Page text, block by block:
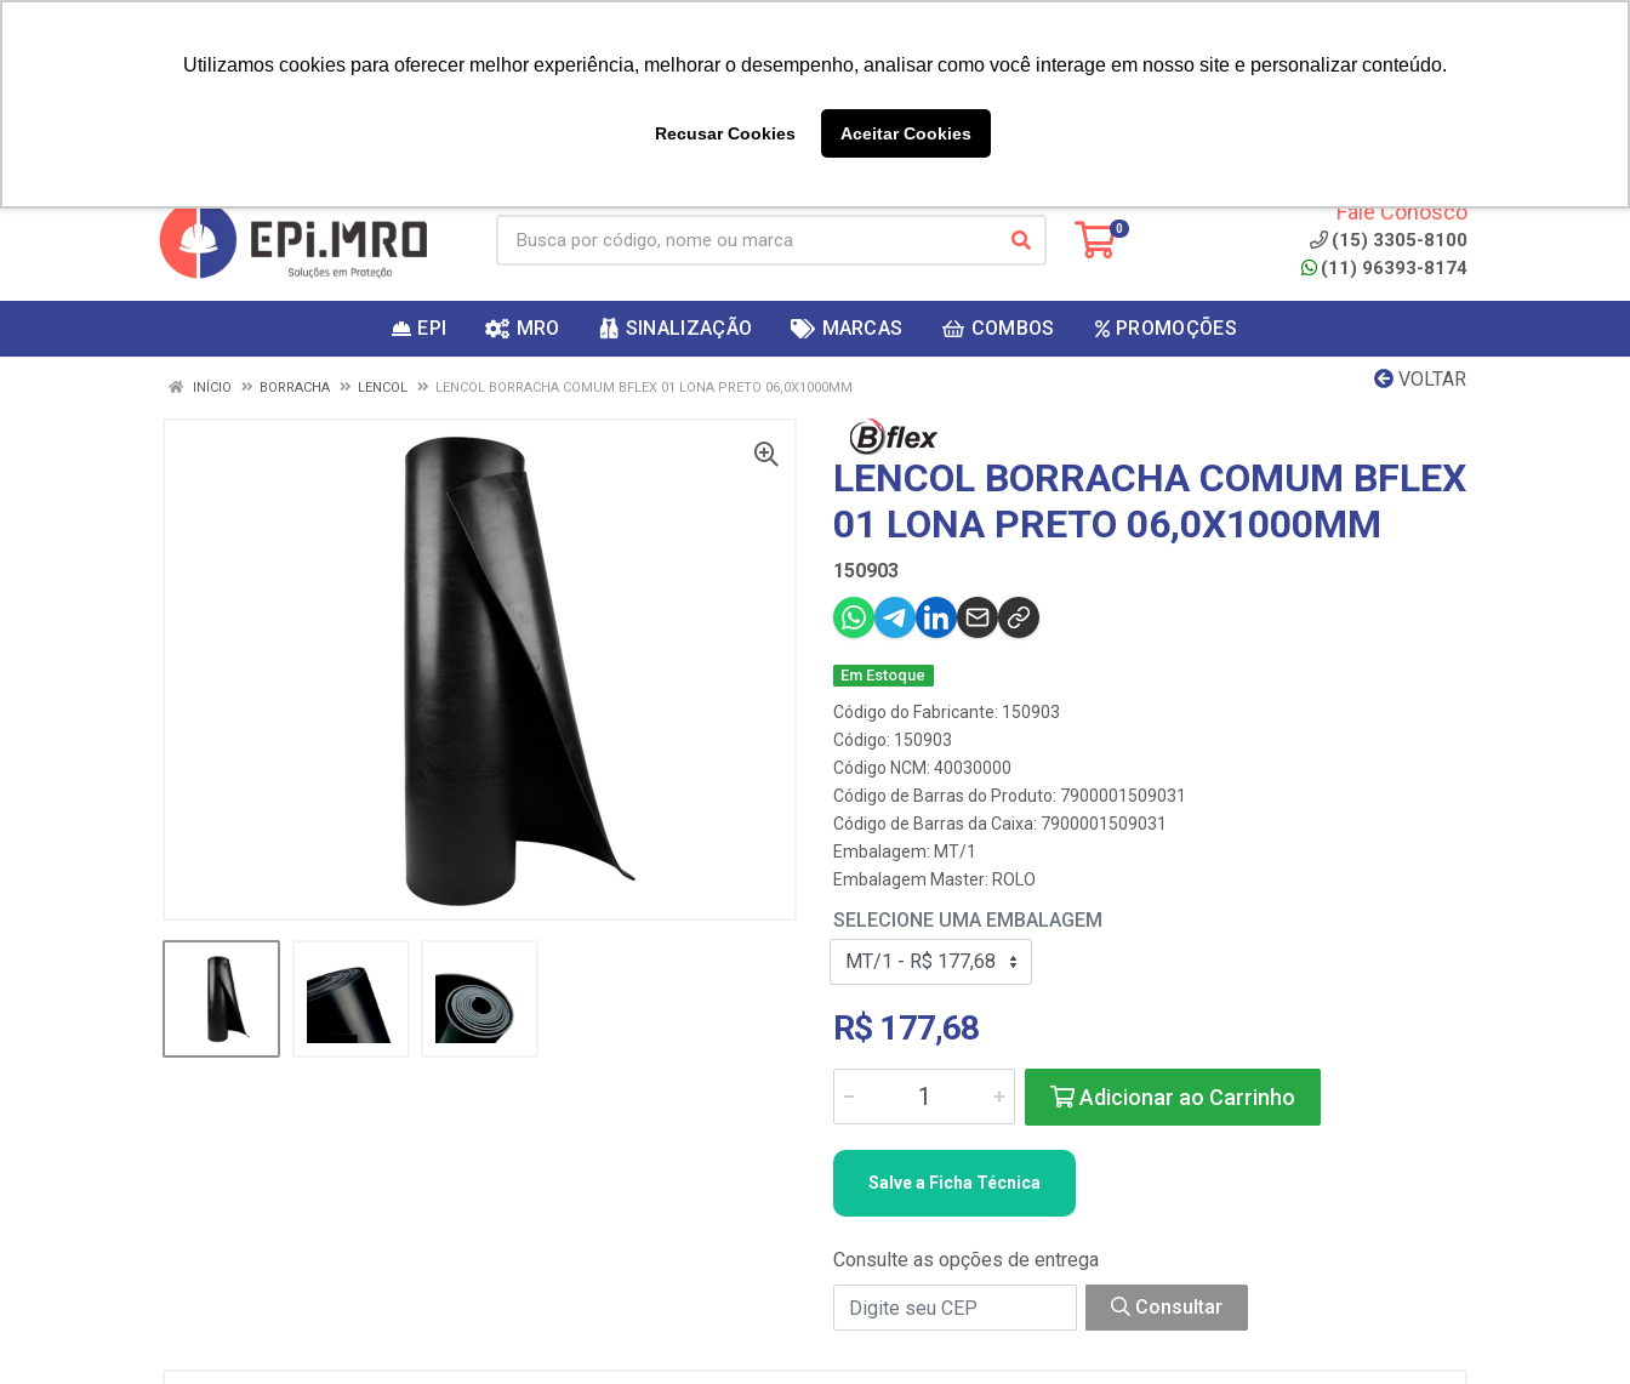
Utilizamos cookies para oferecer melhor experiência, melhorar o desempenho, analisar como você interage em nosso site e personalizar conteúdo.
Recusar Cookies Aceitar Cookies
ganhar
0
Fale Conosco
(15) 3305-8100
(11) 96393-8174
EPI MRO SINALIZAÇÃO MARCAS COMBOS PROMOÇÕES
VOLTAR
INÍCIO BORRACHA LENCOL LENCOL BORRACHA COMUM BFLEX 01 LONA PRETO 06,0X1000MM
LENCOL BORRACHA COMUM BFLEX
01 LONA PRETO 06,0X1000MM
150903
Em Estoque
Código do Fabricante: 150903
Código: 150903
Código NCM: 40030000
Código de Barras do Produto: 7900001509031
Código de Barras da Caixa: 7900001509031
Embalagem: MT/1
Embalagem Master: ROLO
SELECIONE UMA EMBALAGEM
R$ 177,68
Adicionar ao Carrinho
Salve a Ficha Técnica
Consulte as opções de entrega
Consultar